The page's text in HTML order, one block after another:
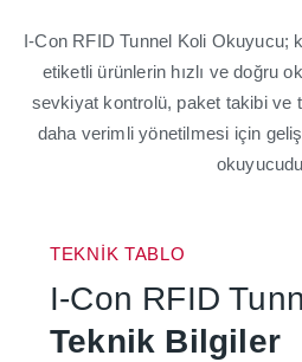
I-Con RFID Tunnel Koli Okuyucu;
etiketli ürünlerin hızlı ve doğru
sevkiyat kontrolü, paket takibi ve
daha verimli yönetilmesi için
TEKNİK TABLO
I-Con RFID
Teknik Bilgiler